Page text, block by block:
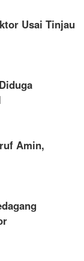
Usai Tinjau
Amin,